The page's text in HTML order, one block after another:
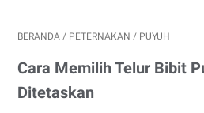
BERANDA / PETERNAKAN / PUYUH
Cara Memilih Telur Bibit
Ditetaskan